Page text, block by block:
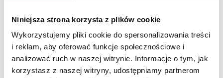
Niniejsza strona korzysta z plików cookie
Wykorzystujemy pliki cookie do spersonalizowania treści
i reklam, aby oferować funkcje społecznościowe i
analizować ruch w naszej witrynie. Informacje o tym, jak
korzystasz z naszej witryny, udostępniamy partnerom
Zapytaj o to
mieszkanie